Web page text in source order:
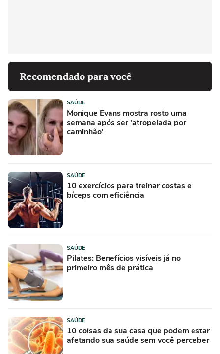
Recomendado para você
SAÚDE
Monique Evans mostra rosto uma
semana após ser 'atropelada por
caminhão'
SAÚDE
10 exercícios para treinar costas e
bíceps com eficiência
SAÚDE
Pilates: Benefícios visíveis já no
primeiro mês de prática
SAÚDE
10 coisas da sua casa que podem estar
afetando sua saúde sem você perceber